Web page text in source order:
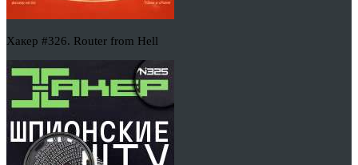
Хакер #326. Router from Hell